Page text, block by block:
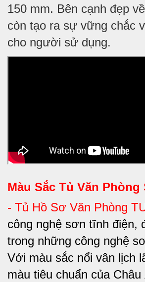
150 mm. Bên cạnh đẹp
còn tạo ra sự vững chắc
cho người sử dụng.
Màu Sắc Tủ Văn Phòng
- Tủ Hồ Sơ Văn Phòng
công nghệ sơn tĩnh điện,
trong những công nghệ
Với màu sắc nổi vân lịch
màu tiêu chuẩn của